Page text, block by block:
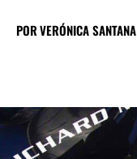
PORVERÓNICA SANTANA